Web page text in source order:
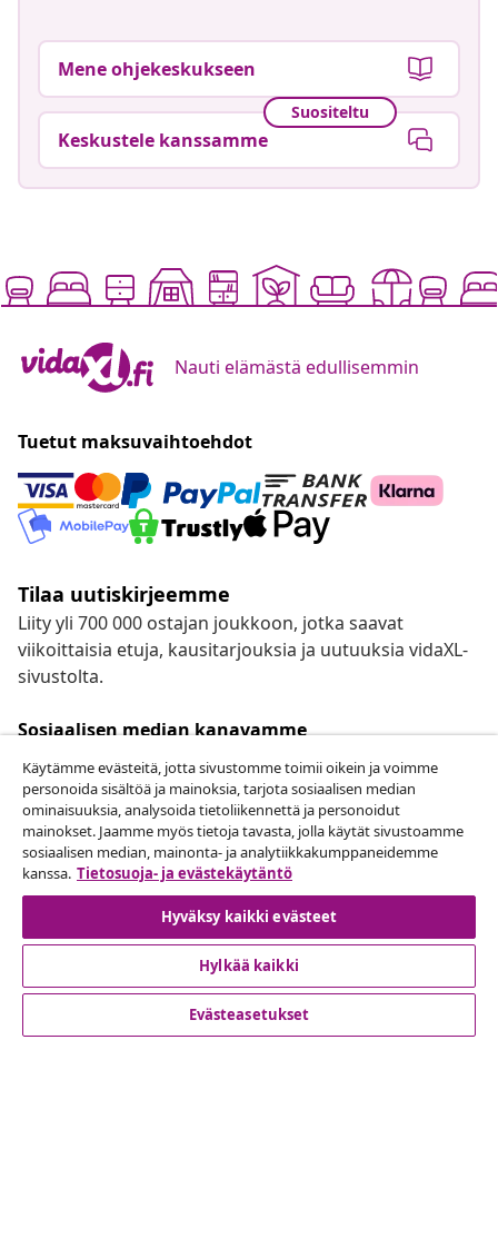
Mene ohjekeskukseen
Suositeltu
Keskustele kanssamme
Nauti elämästä edullisemmin
Tuetut maksuvaihtoehdot
Tilaa uutiskirjeemme
Liity yli 700 000 ostajan joukkoon, jotka saavat
viikoittaisia etuja, kausitarjouksia ja uutuuksia vidaXL-
sivustolta.
Sosiaalisen median kanavamme
Peruuta tilaus
Lähetä tilauksen peruutuspyyntö.
Peruuta tilaus
Käytämme evästeitä, jotta sivustomme toimii oikein ja voimme
personoida sisältöä ja mainoksia, tarjota sosiaalisen median
ominaisuuksia, analysoida tietoliikennettä ja personoidut
mainokset. Jaamme myös tietoja tavasta, jolla käytät sivustoamme
sosiaalisen median, mainonta- ja analytiikkakumppaneidemme
kanssa. Tietosuoja- ja evästekäytäntö
Hyväksy kaikki evästeet
Hylkää kaikki
Evästeasetukset